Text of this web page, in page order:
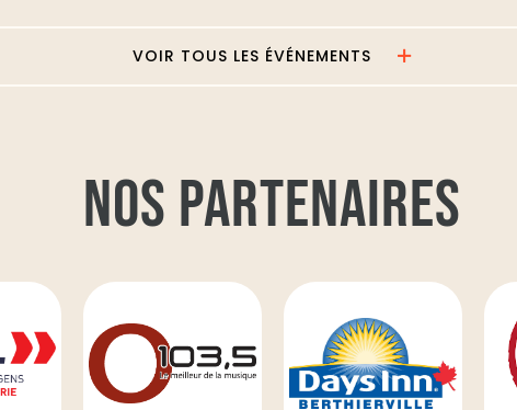
VOIR TOUS LES ÉVÉNEMENTS
NOS PARTENAIRES